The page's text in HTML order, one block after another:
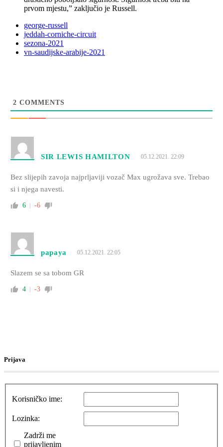
prvom mjestu,” zaključio je Russell.
george-russell
jeddah-corniche-circuit
sezona-2021
vn-saudijske-arabije-2021
2 COMMENTS
SIR LEWIS HAMILTON 05.12.2021. 22:09
Bez slijepih zavoja najprljaviji vozač Max ugrožava sve. Trebao
si i njega navesti.
6 -6
papaya 05.12.2021. 22:05
Slazem se sa tobom GR
4 -3
Prijava
Korisničko ime:
Lozinka:
Zadrži me
prijavljenim